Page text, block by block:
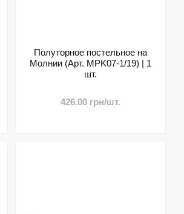
Полуторное постельное на
Молнии (Арт. MPK07-1/19) | 1
шт.
426.00 грн/шт.